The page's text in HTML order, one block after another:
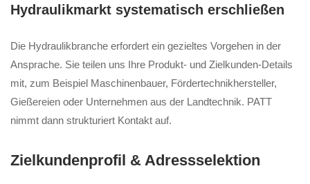
Hydraulikmarkt systematisch erschließen
Die Hydraulikbranche erfordert ein gezieltes Vorgehen in der
Ansprache. Sie teilen uns Ihre Produkt- und Zielkunden-Details
mit, zum Beispiel Maschinenbauer, Fördertechnikhersteller,
Gießereien oder Unternehmen aus der Landtechnik. PATT
nimmt dann strukturiert Kontakt auf.
Zielkundenprofil & Adressselektion